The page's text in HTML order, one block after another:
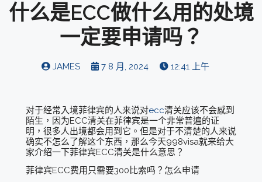
什么是ECC做什么用的处境
一定要申请吗？
JAMES 7 8 月, 2024 12:41 上午
对于经常入境菲律宾的人来说对ecc清关应该不会感到
陌生，因为ECC清关在菲律宾是一个非常普遍的证
明，很多人出境都会用到它。但是对于不清楚的人来说
确实不怎么了解这个东西，那么今天998visa就来给大
家介绍一下菲律宾ECC清关是什么意思？
菲律宾ECC费用只需要300比索吗？怎么申请